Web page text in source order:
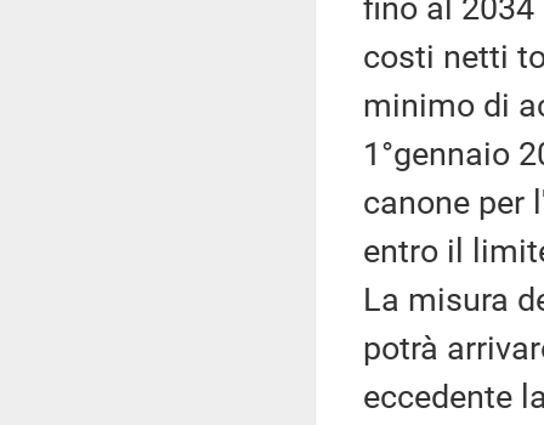
fino al 2034
costi netti
minimo di
1°gennaio
canone per
entro il
La misura
potrà
eccedente